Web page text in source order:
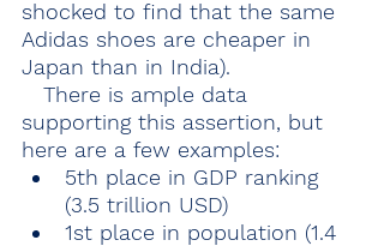
shocked to find that the same
Adidas shoes are cheaper in
Japan than in India).
There is ample data
supporting this assertion, but
here are a few examples:
5th place in GDP ranking
(3.5 trillion USD)
1st place in population (1.4